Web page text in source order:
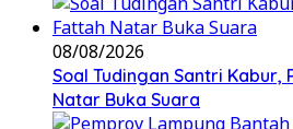
08/08/2026
Soal Tudingan Santri Kabur,
Natar Buka Suara